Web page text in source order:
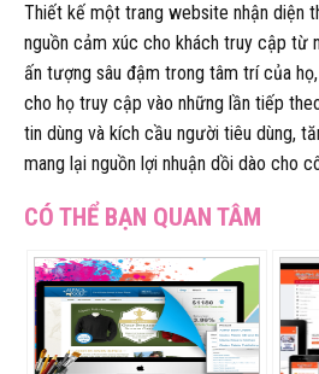
Thiết kế một trang website nhận diện
nguồn cảm xúc cho khách truy cập từ
ấn tượng sâu đậm trong tâm trí của
cho họ truy cập vào những lần tiếp
tin dùng và kích cầu người tiêu dùng,
mang lại nguồn lợi nhuận dồi dào cho